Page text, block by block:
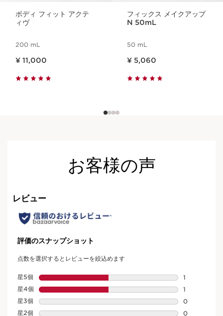
ボディ フィット アクテ
ィヴ
200 mL
¥ 11,000
フィックス メイクアップ
N 50mL
50 mL
¥ 5,060
お客様の声